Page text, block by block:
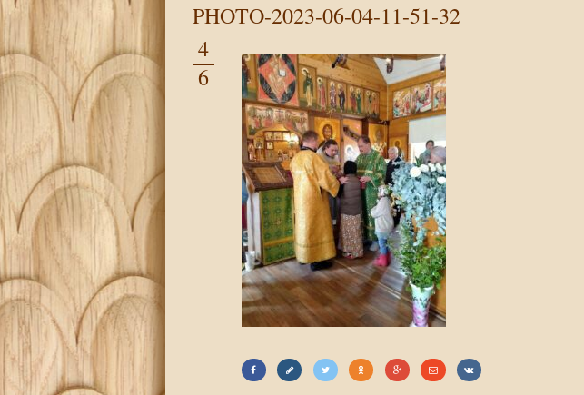
PHOTO-2023-06-04-11-51-32
4
6